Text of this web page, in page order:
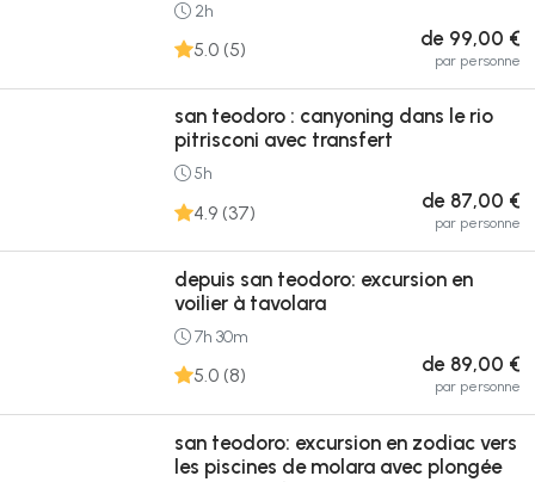
2h
5.0 (5) de 99,00 €
par personne
san teodoro : canyoning dans le rio
pitrisconi avec transfert
5h
4.9 (37) de 87,00 €
par personne
depuis san teodoro: excursion en
voilier à tavolara
7h 30m
5.0 (8) de 89,00 €
par personne
san teodoro: excursion en zodiac vers
les piscines de molara avec plongée